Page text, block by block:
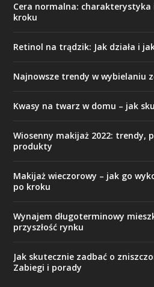
Cera normalna: charakterystyka
kroku
Retinol na trądzik: Jak działa i
Najnowsze trendy w wybielaniu
Kwasy na twarz w domu – jak
Wiosenny makijaż 2022: trendy,
produkty
Makijaż wieczorowy – jak go
po kroku
Wynajem długoterminowy
przyszłość rynku
Jak skutecznie zadbać o
Zabiegi i porady